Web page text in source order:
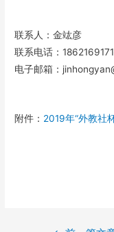
联系人：金竑彦
联系电话：
电子邮箱：
附件： 2019年“外教社